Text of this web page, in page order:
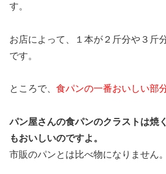
す。
お店によって、１本が２斤分や３斤
です。
ところで、 食パンの一番おいしい部
パン屋さんの食パンのクラストは焼
もおいしいのですよ。
市販のパンとは比べ物になりません。